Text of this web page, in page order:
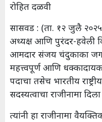
रोहित दळवी
सासवड : (ता. १२ जुलै
अध्यक्ष आणि पुरंदर-हवेली
आमदार संजय चंदुकाका
महत्त्वपूर्ण आणि
पदाचा तसेच भारतीय
सदस्यत्वाचा राजीनामा
त्यांनी हा राजीनामा